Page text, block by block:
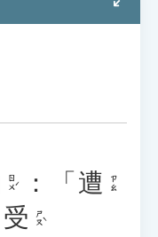
ㄖㄨˊ ：「 遭 ㄗㄠ
受 ㄕㄡˋ